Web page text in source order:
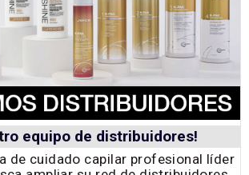
equipo de distribuidores!
de cuidado capilar profesional líder